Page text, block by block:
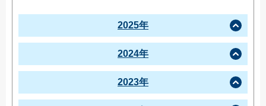
2025年
2024年
2023年